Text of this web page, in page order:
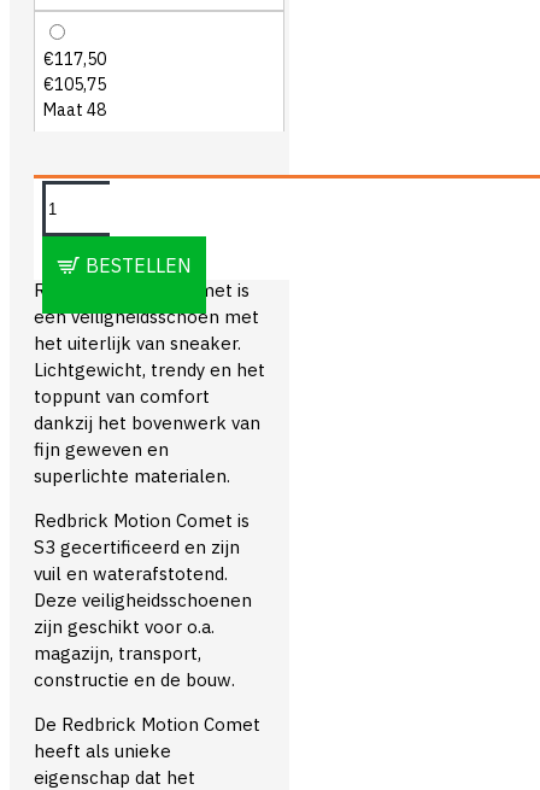
€117,50
€105,75
Maat 48
BESTELLEN
OMSCHRIJVING
Redbrick Motion Comet is
een veiligheidsschoen met
het uiterlijk van sneaker.
Lichtgewicht, trendy en het
toppunt van comfort
dankzij het bovenwerk van
fijn geweven en
superlichte materialen.
Redbrick Motion Comet is
S3 gecertificeerd en zijn
vuil en waterafstotend.
Deze veiligheidsschoenen
zijn geschikt voor o.a.
magazijn, transport,
constructie en de bouw.
De Redbrick Motion Comet
heeft als unieke
eigenschap dat het